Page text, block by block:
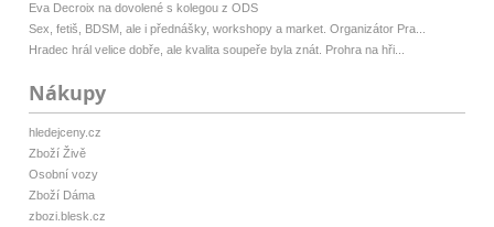
Eva Decroix na dovolené s kolegou z ODS
Sex, fetiš, BDSM, ale i přednášky, workshopy a market. Organizátor Pra...
Hradec hrál velice dobře, ale kvalita soupeře byla znát. Prohra na hři...
Nákupy
hledejceny.cz
Zboží Živě
Osobní vozy
Zboží Dáma
zbozi.blesk.cz